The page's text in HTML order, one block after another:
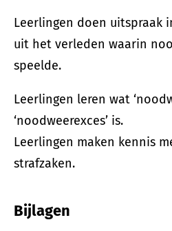
Leerlingen doen uitspraak
uit het verleden waarin
speelde.
Leerlingen leren wat
‘noodweerexces’ is.
Leerlingen maken kennis
strafzaken.
Bijlagen